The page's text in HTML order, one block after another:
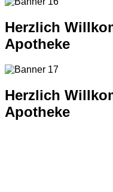
Herzlich
Apotheke
Herzlich
Apotheke